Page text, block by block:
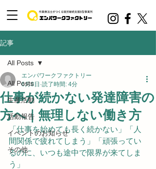
記事
All Posts
生産活動
活動報告
イベントのお知らせ
その他
All Posts
仕事が続かない発達障害の
方へ｜無理しない働き方
エンパワークファクトリー
6月8日 読了時間: 4分
「仕事を始めても長く続かない」「人
間関係で疲れてしまう」「頑張ってい
るのに、いつも途中で限界が来てしま
う」